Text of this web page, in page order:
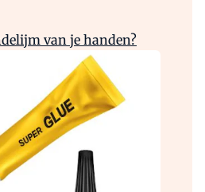
van je handen?